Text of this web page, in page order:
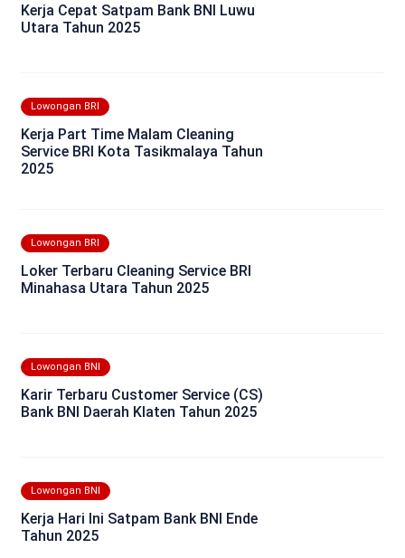
Kerja Cepat Satpam Bank BNI Luwu
Utara Tahun 2025
Lowongan BRI
Kerja Part Time Malam Cleaning
Service BRI Kota Tasikmalaya Tahun
2025
Lowongan BRI
Loker Terbaru Cleaning Service BRI
Minahasa Utara Tahun 2025
Lowongan BNI
Karir Terbaru Customer Service (CS)
Bank BNI Daerah Klaten Tahun 2025
Lowongan BNI
Kerja Hari Ini Satpam Bank BNI Ende
Tahun 2025